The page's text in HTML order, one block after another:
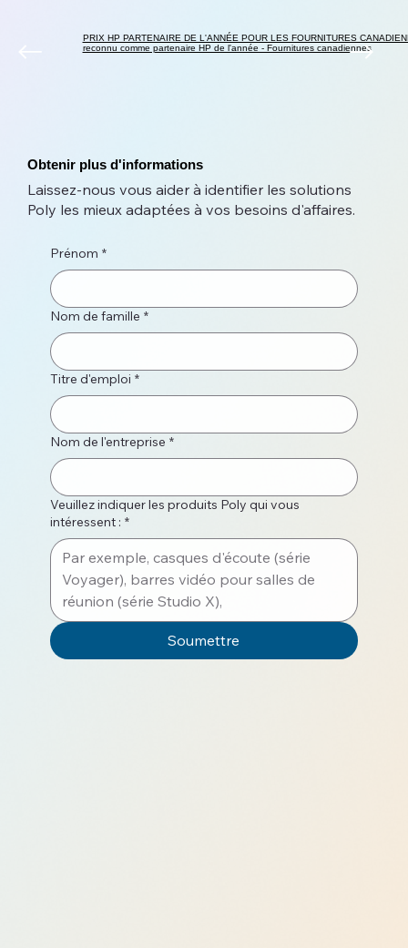
PRIX HP PARTENAIRE DE L'ANNÉE POUR LES FOURNITURES
reconnu comme partenaire HP de l'année - Fournitures canadiennes
Obtenir plus d'informations
Laissez-nous vous aider à identifier les solutions
Poly les mieux adaptées à vos besoins d'affaires.
Prénom *
Nom de famille *
Titre d'emploi *
Nom de l'entreprise *
Veuillez indiquer les produits Poly qui vous
intéressent : *
Soumettre